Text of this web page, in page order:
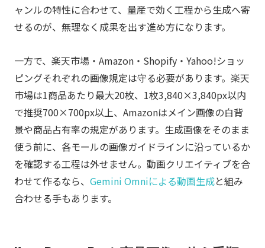
ャンルの特性に合わせて、量産で効く工程から生成へ寄
せるのが、無理なく成果を出す進め方になります。
一方で、楽天市場・Amazon・Shopify・Yahoo!ショッ
ピングそれぞれの画像規定は守る必要があります。楽天
市場は1商品あたり最大20枚、1枚3,840×3,840px以内
で推奨700×700px以上、Amazonはメイン画像の白背
景や商品占有率の規定があります。生成画像をそのまま
使う前に、各モールの画像ガイドラインに沿っているか
を確認する工程は外せません。動画クリエイティブを合
わせて作るなら、 Gemini Omniによる動画生成と組み
合わせる手もあります。